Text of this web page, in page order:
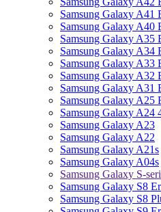
Samsung Galaxy A41
Samsung Galaxy A40
Samsung Galaxy A35
Samsung Galaxy A34
Samsung Galaxy A33
Samsung Galaxy A32
Samsung Galaxy A31
Samsung Galaxy A25
Samsung Galaxy A24
Samsung Galaxy A23
Samsung Galaxy A22
Samsung Galaxy A21s
Samsung Galaxy A04s
Samsung Galaxy S-
Samsung Galaxy S8
Samsung Galaxy S8